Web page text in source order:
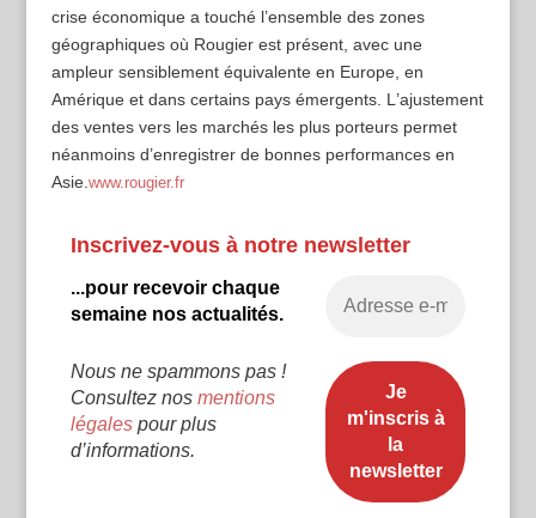
crise économique a touché l’ensemble des zones
géographiques où Rougier est présent, avec une
ampleur sensiblement équivalente en Europe, en
Amérique et dans certains pays émergents. L’ajustement
des ventes vers les marchés les plus porteurs permet
néanmoins d’enregistrer de bonnes performances en
Asie. www.rougier.fr
Inscrivez-vous à notre newsletter
...pour recevoir chaque
semaine nos actualités.
Nous ne spammons pas !
Consultez nos mentions
légalespour plus
d’informations.